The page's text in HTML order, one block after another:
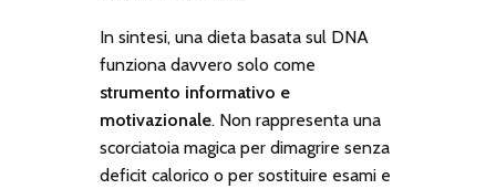
In sintesi, una dieta basata sul DNA
funziona davvero solo come
strumento informativo e
motivazionale. Non rappresenta una
scorciatoia magica per dimagrire senza
deficit calorico o per sostituire esami e